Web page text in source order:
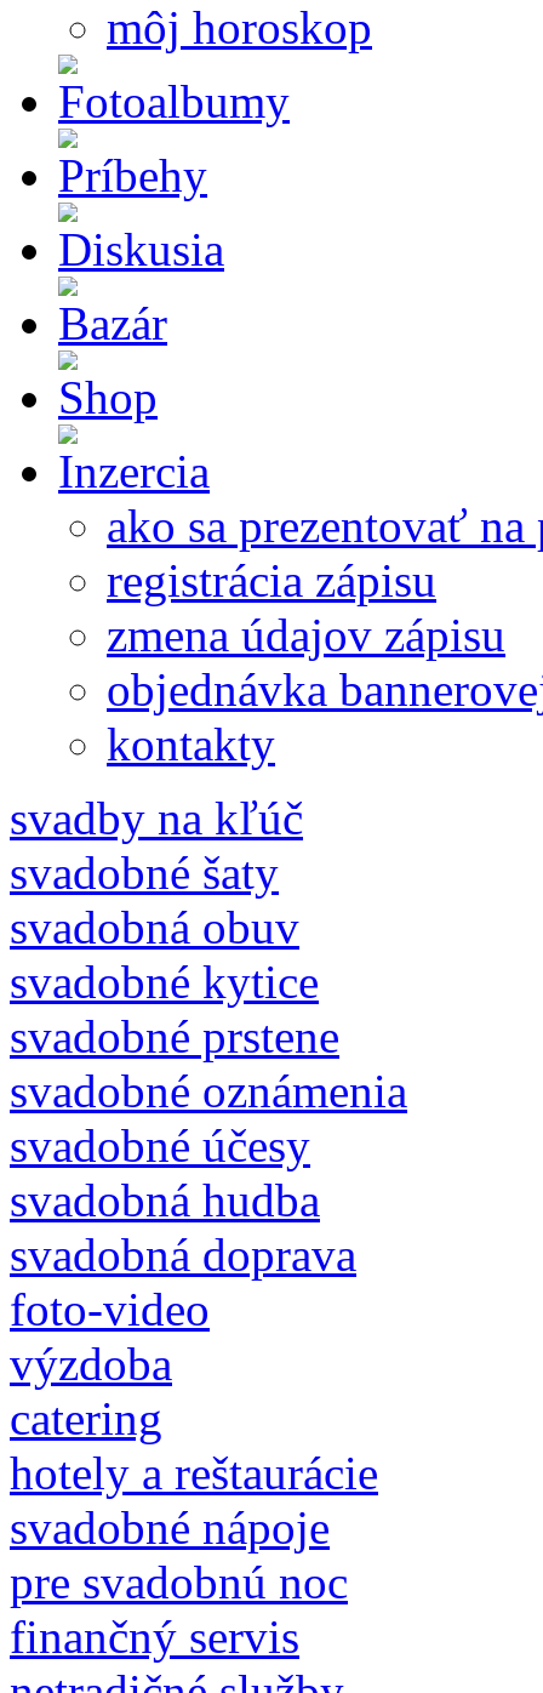
môj horoskop
ako sa prezentovať
registrácia zápisu
zmena údajov zápisu
objednávka
kontakty
svadby na kľúč
svadobné šaty
svadobná obuv
svadobné kytice
svadobné prstene
svadobné oznámenia
svadobné účesy
svadobná hudba
svadobná doprava
foto-video
výzdoba
catering
hotely a reštaurácie
svadobné nápoje
pre svadobnú noc
finančný servis